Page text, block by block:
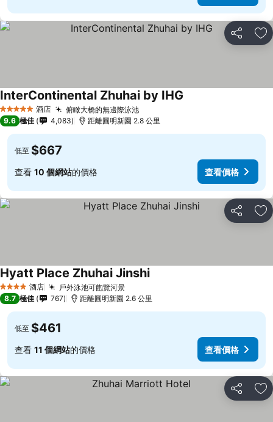
分享 放
5 星級 酒店 俯瞰大橋的無邊際泳池
InterContinental Zhuhai by IHG
9.6 極佳 4,083 距離圓明新園 2.8 公里
低至 $667
查看 10 個網站的價格 查看價格
分享 放
4 星級 酒店 戶外泳池可飽覽河景
Hyatt Place Zhuhai Jinshi
8.7 極佳 767 距離圓明新園 2.6 公里
低至 $461
查看 11 個網站的價格 查看價格
分享 放